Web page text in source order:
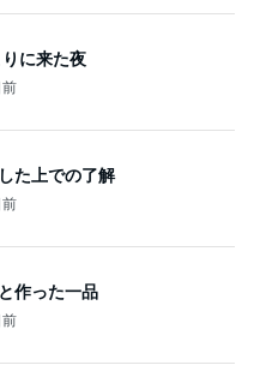
に来た夜
た上での了解
作った一品
前